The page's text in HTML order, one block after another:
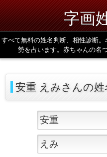
字画
すべて無料の姓名判断、相性診断
勢を占います。赤ちゃんの名
安重 えみさんの